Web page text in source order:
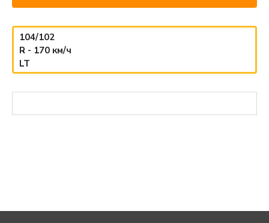
104/102
R - 170 км/ч
LT